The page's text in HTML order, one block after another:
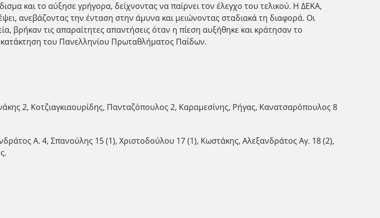
και το αύξησε γρήγορα, δείχνοντας να παίρνει τον έλεγχο του τελικού. Η ΔΕΚΑ,
ανεβάζοντας την ένταση στην άμυνα και μειώνοντας σταδιακά τη διαφορά. Οι
βρήκαν τις απαραίτητες απαντήσεις όταν η πίεση αυξήθηκε και κράτησαν το
του Πανελληνίου Πρωταθλήματος Παίδων.
2, Κοτζιαγκιαουρίδης, Πανταζόπουλος 2, Καραμεσίνης, Ρήγας, Κανατσαρόπουλος 8
Α. 4, Σπανούλης 15 (1), Χριστοδούλου 17 (1), Κωστάκης, Αλεξανδράτος Αγ. 18 (2),